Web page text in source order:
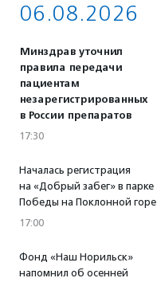
06.08.2026
Минздрав уточнил
правила передачи
пациентам
незарегистрированных
в России препаратов
17:30
Началась регистрация
на «Добрый забег» в парке
Победы на Поклонной горе
17:00
Фонд «Наш Норильск»
напомнил об осенней